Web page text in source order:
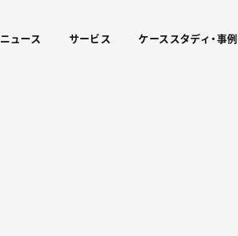
ニュース サービス ケーススタディ・事例